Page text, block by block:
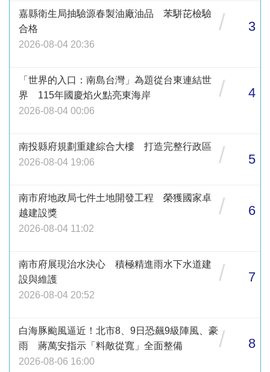
嘉縣衛生局抽驗源春製油廠油品 苯駢芘檢驗
合格
2026-08-04 20:36
/ 3
「世界的入口：南島台灣」為題從台東連結世
界 115年國慶焰火點亮東海岸
2026-08-04 00:06
/ 4
南投縣府規劃重建綜合大樓 打造完整行政區
2026-08-04 19:06
/ 5
南市府地政局七件土地開發工程 榮獲國家卓
越建設獎
2026-08-04 11:02
/ 6
南市府展現治水決心 積極精進雨水下水道建
設與維護
2026-08-04 20:52
/ 7
白海豚颱風逼近！北市8、9日恐飆9級陣風、豪
雨 蔣萬安指示「料敵從寬」全面整備
2026-08-06 16:00
/ 8